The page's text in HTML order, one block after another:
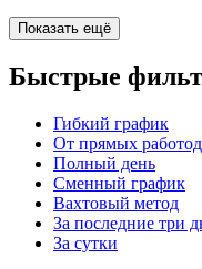
Показать ещё
Быстрые
Гибкий график
От прямых
Полный день
Сменный график
Вахтовый метод
За последние три
За сутки